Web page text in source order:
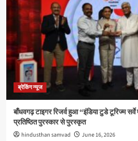
ब्रेकिंग न्यूज
बाँधवगढ़ टाइगर रिजर्व हुआ “इंडिया टुडे टूरिज्म
प्रतिष्ठित पुरस्कार से पुरस्कृत
hindusthan samvad June 16, 2026